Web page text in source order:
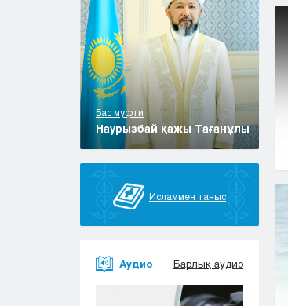
Бас муфти
Наурызбай қажы Тағанұлы
Исламмен таныс
Аудио Барлық аудио